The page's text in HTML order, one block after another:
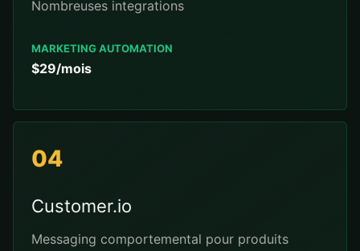
Nombreuses integrations
MARKETING AUTOMATION
$29/mois
04
Customer.io
Messaging comportemental pour produits